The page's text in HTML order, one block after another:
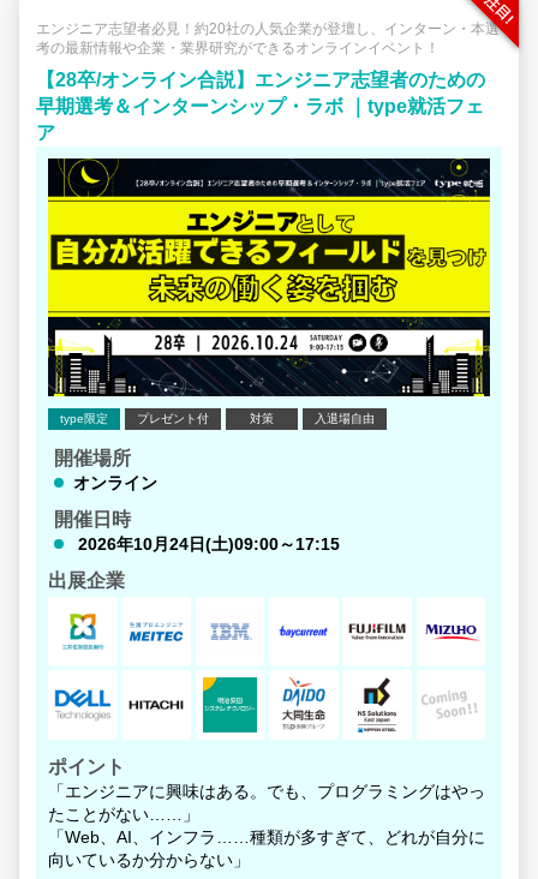
エンジニア志望者必見！約20社の人気企業が登壇し、インターン・本選
考の最新情報や企業・業界研究ができるオンラインイベント！
【28卒/オンライン合説】エンジニア志望者のための
早期選考＆インターンシップ・ラボ ｜type就活フェ
ア
type限定 プレゼント付 対策 入退場自由
開催場所
オンライン
開催日時
2026年10月24日(土)09:00～17:15
出展企業
ポイント
「エンジニアに興味はある。でも、プログラミングはやっ
たことがない……」
「Web、AI、インフラ……種類が多すぎて、どれが自分に
向いているか分からない」